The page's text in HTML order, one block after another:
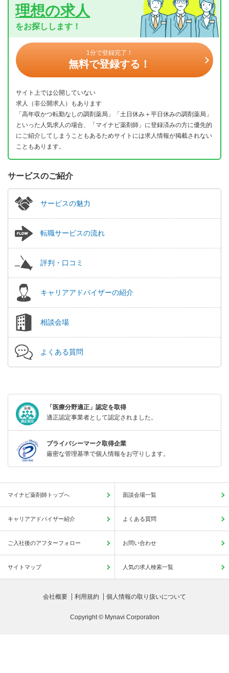
理想の求人
をお探しします！
1分で登録完了！
無料で登録する！
サイト上では公開していない
求人（非公開求人）もあります
「高年収かつ転勤なしの調剤薬局」「土日休み＋平日休みの調剤薬局」
といった人気求人の場合、「マイナビ薬剤師」に登録済みの方に優先的
にご紹介してしまうこともあるためサイトには求人情報が掲載されない
こともあります。
サービスのご紹介
サービスの魅力
転職サービスの流れ
評判・口コミ
キャリアアドバイザーの紹介
相談会場
よくある質問
「医療分野適正」認定を取得
適正認定事業者として認定されました。
プライバシーマーク取得企業
厳密な管理基準で個人情報をお守りします。
マイナビ薬剤師トップへ 面談会場一覧
キャリアアドバイザー紹介 よくある質問
ご入社後のアフターフォロー お問い合わせ
サイトマップ 人気の求人検索一覧
会社概要 利用規約 個人情報の取り扱いについて
Copyright © Mynavi Corporation